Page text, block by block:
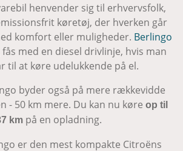
henvender sig til erhvervsfolk,
køretøj, der hverken går
komfort eller muligheder. Berlingo
med en diesel drivlinje, hvis man
til at køre udelukkende på el.
byder også på mere rækkevidde
- 50 km mere. Du kan nu køre op til
km på en opladning.
er den mest kompakte Citroëns